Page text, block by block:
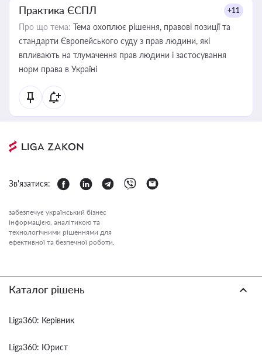
Практика ЄСПЛ +11
Про що тема: Тема охоплює рішення, правові позиції та
стандарти Європейського суду з прав людини, які
впливають на тлумачення прав людини і застосування
норм права в Україні
Зв'язатися:
забезпечує український бізнес
інформацією, аналітикою та
технологічними рішеннями для
ефективної та безпечної роботи.
Каталог рішень
Liga360: Керівник
Liga360: Юрист